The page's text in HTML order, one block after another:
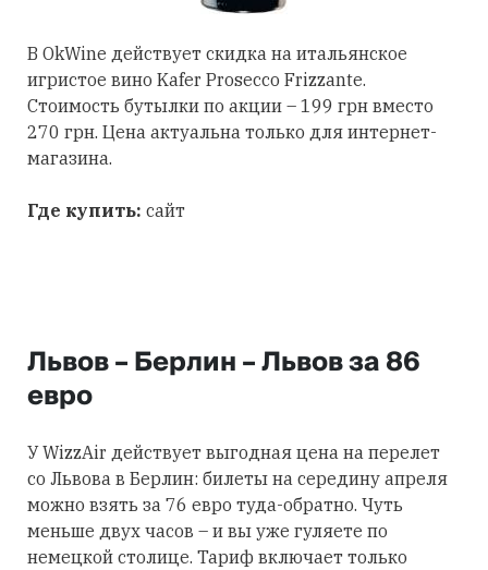
В OkWine действует скидка на итальянское
игристое вино Kafer Prosecco Frizzante.
Стоимость бутылки по акции – 199 грн вместо
270 грн. Цена актуальна только для интернет-
магазина.
Где купить: сайт
Львов – Берлин – Львов за 86
евро
У WizzAir действует выгодная цена на перелет
со Львова в Берлин: билеты на середину апреля
можно взять за 76 евро туда-обратно. Чуть
меньше двух часов – и вы уже гуляете по
немецкой столице. Тариф включает только